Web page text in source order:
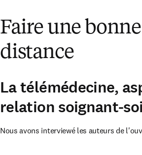
Faire une
distance
La télémédecine,
relation soignant-
Nous avons interviewé les auteurs de